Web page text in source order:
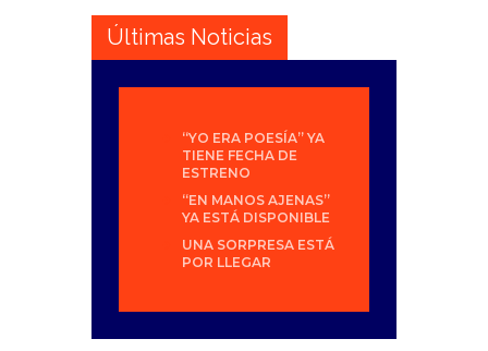
Últimas Noticias
“YO ERA POESÍA” YA
TIENE FECHA DE
ESTRENO
“EN MANOS AJENAS”
YA ESTÁ DISPONIBLE
UNA SORPRESA ESTÁ
POR LLEGAR